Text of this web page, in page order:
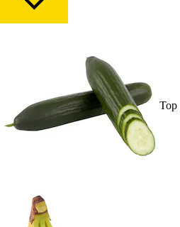
Top